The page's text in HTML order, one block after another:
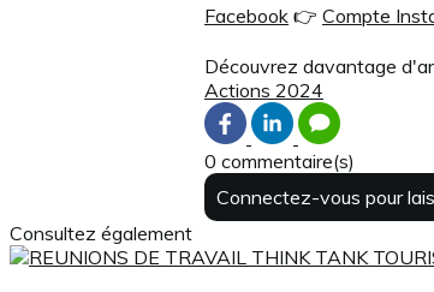
Facebook 👉 Compte
Découvrez davantage
Actions 2024
0 commentaire(s)
Connectez-vous pour
Consultez également